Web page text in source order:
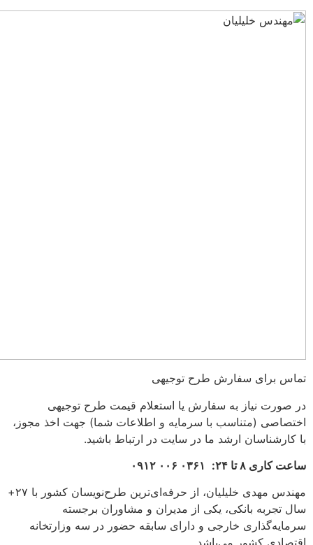
طرح توجیهی
به سفارش یا استعلام قیمت طرح توجیهی
با سرمایه و اطلاعات شما) جهت اخذ مجوز،
ارشد ما در سایت در ارتباط باشید.
۰۳۶۱ ۰۰۶ ۰۹۱۲
مهندس مهدی خلیلیان، از حرفه‌ای‌ترین طرح‌نویسان کشور با ۲۷+
یکی از مدیران و مشاوران برجسته
خارجی و دارای سابقه حضور در سه وزارتخانه